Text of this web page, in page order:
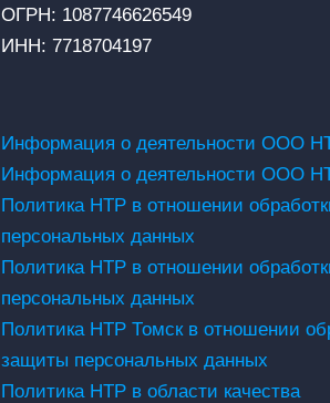
ОГРН: 1087746626549
ИНН: 7718704197
Информация о деятельности ООО
Информация о деятельности ООО
Политика НТР в отношении
персональных данных
Политика НТР в отношении
персональных данных
Политика НТР Томск в отношении
защиты персональных данных
Политика НТР в области качества